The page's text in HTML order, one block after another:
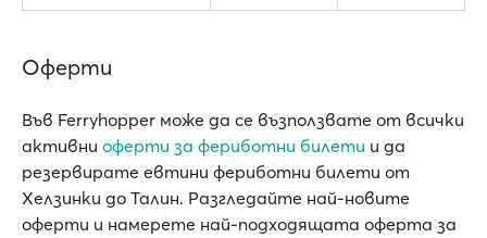
Оферти
Във Ferryhopper може да се възползвате от всички
активни oферти за фериботни билети и да
резервирате евтини фериботни билети от
Хелзинки до Талин. Разгледайте най-новите
оферти и намерете най-подходящата оферта за